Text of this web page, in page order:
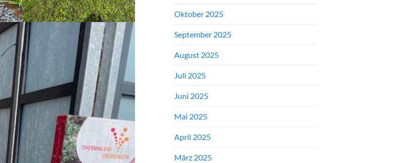
Oktober 2025
September 2025
August 2025
Juli 2025
Juni 2025
Mai 2025
April 2025
März 2025